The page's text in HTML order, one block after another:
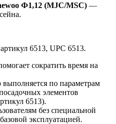
Ф1,12 (MJC/MSC) —
6513, UPC 6513.
сократить время на
выполняется по параметрам
элементов
6513).
без специальной
эксплуатацией.